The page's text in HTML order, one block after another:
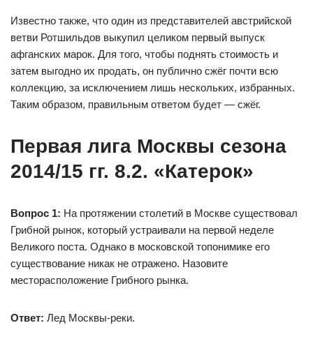
Известно также, что один из представителей австрийской
ветви Ротшильдов выкупил целиком первый выпуск
афганских марок. Для того, чтобы поднять стоимость и
затем выгодно их продать, он публично сжёг почти всю
коллекцию, за исключением лишь нескольких, избранных.
Таким образом, правильным ответом будет — сжёг.
Первая лига Москвы сезона
2014/15 гг. 8.2. «Катерок»
Вопрос 1: На протяжении столетий в Москве существовал
Грибной рынок, который устраивали на первой неделе
Великого поста. Однако в московской топонимике его
существование никак не отражено. Назовите
месторасположение Грибного рынка.
Ответ: Лед Москвы-реки.